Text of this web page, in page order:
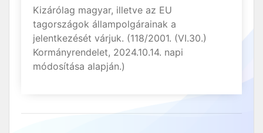
Kizárólag magyar, illetve az EU
tagországok állampolgárainak a
jelentkezését várjuk. (118/2001. (VI.30.)
Kormányrendelet, 2024.10.14. napi
módosítása alapján.)